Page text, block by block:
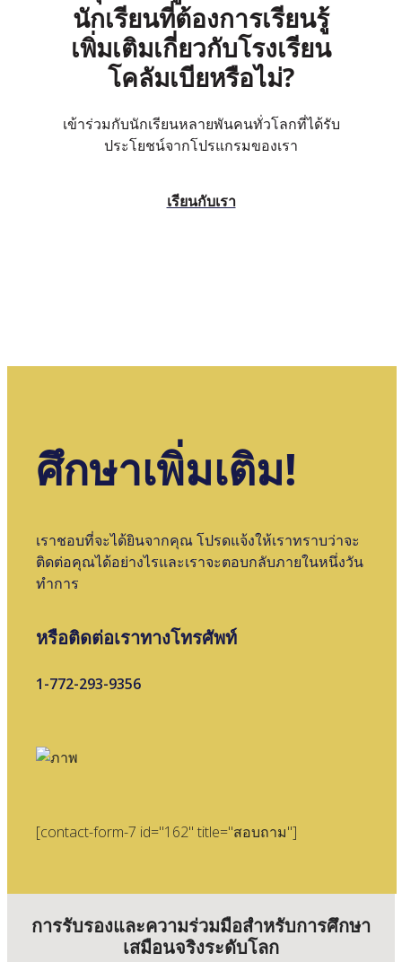
นักเรียนที่ต้องการเรียนรู้
เพิ่มเติมเกี่ยวกับโรงเรียน
โคลัมเบียหรือไม่?
เข้าร่วมกับนักเรียนหลายพันคนทั่วโลกที่ได้รับ
ประโยชน์จากโปรแกรมของเรา
เรียนกับเรา
ศึกษาเพิ่มเติม!
เราชอบที่จะได้ยินจากคุณ โปรดแจ้งให้เราทราบว่าจะ
ติดต่อคุณได้อย่างไรและเราจะตอบกลับภายในหนึ่งวัน
ทําการ
หรือติดต่อเราทางโทรศัพท์
1-772-293-9356
[contact-form-7 id="162" title="สอบถาม"]
การรับรองและความร่วมมือสําหรับการศึกษา
เสมือนจริงระดับโลก